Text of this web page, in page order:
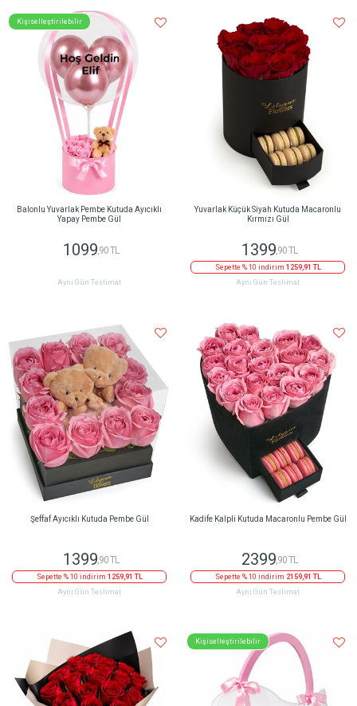
Kişiselleştirilebilir
Balonlu Yuvarlak Pembe Kutuda Ayıcıklı
Yapay Pembe Gül
1099 ,90 TL
Aynı Gün Teslimat
Yuvarlak Küçük Siyah Kutuda Macaronlu
Kırmızı Gül
1399 ,90 TL
Sepette % 10 indirim 1259,91 TL
Aynı Gün Teslimat
Şeffaf Ayıcıklı Kutuda Pembe Gül
1399,90 TL
Sepette % 10 indirim 1259,91 TL
Aynı Gün Teslimat
Kadife Kalpli Kutuda Macaronlu Pembe Gül
2399,90 TL
Sepette % 10 indirim 2159,91 TL
Aynı Gün Teslimat
Kişiselleştirilebilir